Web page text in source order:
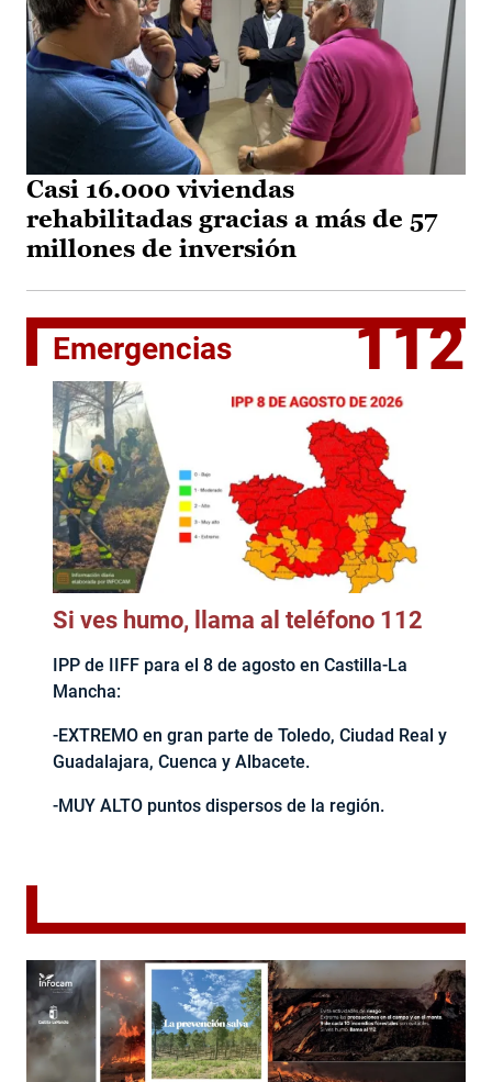
Casi 16.000 viviendas
rehabilitadas gracias a más de 57
millones de inversión
Emergencias 112
Si ves humo, llama al teléfono 112
IPP de IIFF para el 8 de agosto en Castilla-La
Mancha:
-EXTREMO en gran parte de Toledo, Ciudad Real y
Guadalajara, Cuenca y Albacete.
-MUY ALTO puntos dispersos de la región.